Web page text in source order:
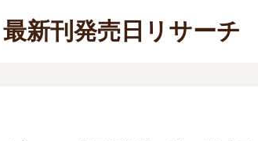
最新刊発売日リサーチ